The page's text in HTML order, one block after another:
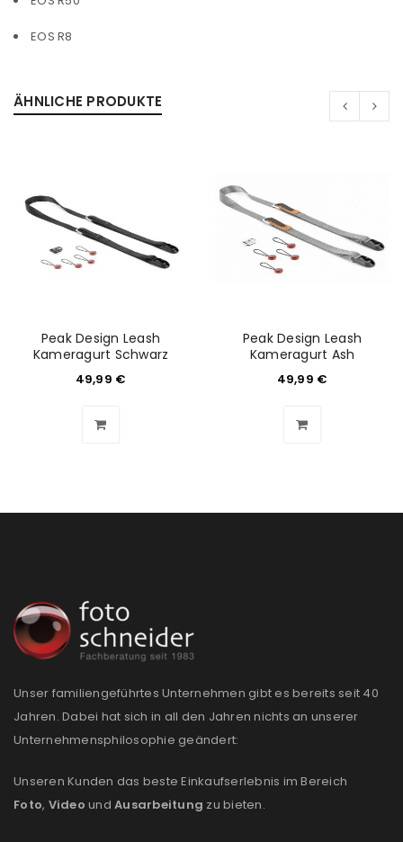
EOS R8
ÄHNLICHE PRODUKTE
Peak Design Leash
Kameragurt Schwarz
49,99 €
Peak Design Leash
Kameragurt Ash
49,99 €
Unser familiengeführtes Unternehmen gibt es bereits seit 40
Jahren. Dabei hat sich in all den Jahren nichts an unserer
Unternehmensphilosophie geändert:
Unseren Kunden das beste Einkaufserlebnis im Bereich
Foto, Video und Ausarbeitung zu bieten.